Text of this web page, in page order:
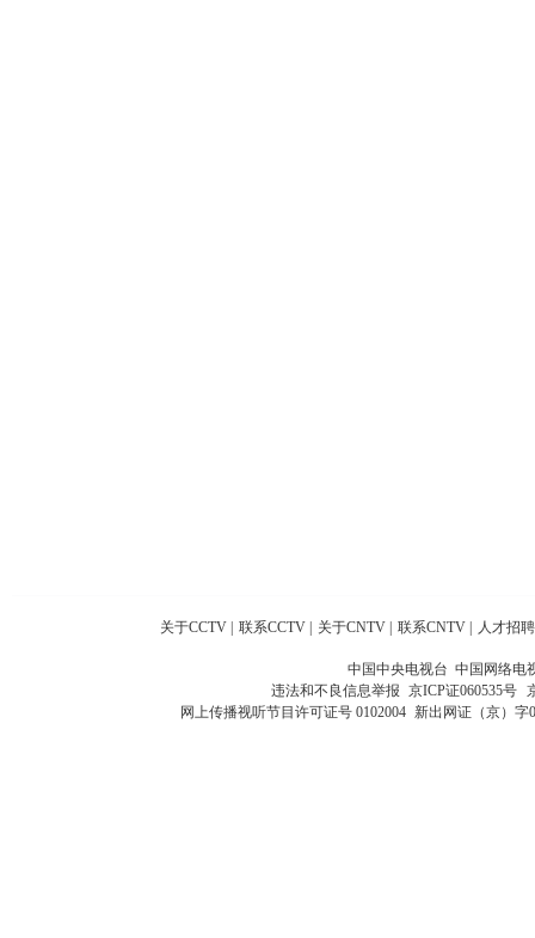
关于CCTV 联系CCTV 关于CNTV 联系CNTV 人才招聘
中国中央电视台 中国网络电
违法和不良信息举报 京ICP证060535号
网上传播视听节目许可证号 0102004 新出网证（京）